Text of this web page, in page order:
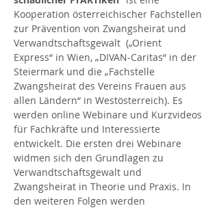
Kooperation österreichischer Fachstellen
zur Prävention von Zwangsheirat und
Verwandtschaftsgewalt  („Orient
Express“ in Wien, „DIVAN-Caritas“ in der
Steiermark und die „Fachstelle
Zwangsheirat des Vereins Frauen aus
allen Ländern“ in Westösterreich). Es
werden online Webinare und Kurzvideos
für Fachkräfte und Interessierte
entwickelt. Die ersten drei Webinare
widmen sich den Grundlagen zu
Verwandtschaftsgewalt und
Zwangsheirat in Theorie und Praxis. In
den weiteren Folgen werden